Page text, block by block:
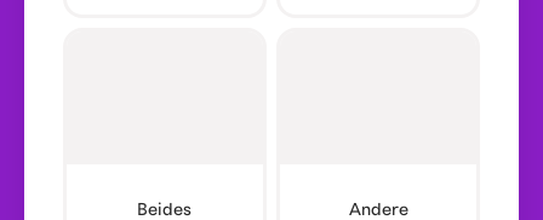
Beides Andere